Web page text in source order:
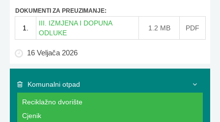
DOKUMENTI ZA PREUZIMANJE:
1.
III. IZMJENA I DOPUNA
ODLUKE
1.2 MB PDF
16 Veljača 2026
Komunalni otpad
Reciklažno dvorište
Cjenik